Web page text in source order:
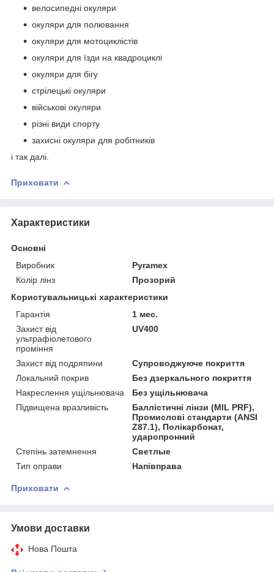
велосипедні окуляри
окуляри для полювання
окуляри для мотоциклістів
окуляри для їзди на квадроциклі
окуляри для бігу
стрілецькі окуляри
військові окуляри
різні види спорту
захисні окуляри для робітників
і так далі.
Приховати
Характеристики
Основні
Виробник
Pyramex
Колір лінз
Прозорий
Користувальницькі характеристики
Гарантія
1 мес.
Захист від
ультрафіолетового
проміння
UV400
Захист від подряпини
Супроводжуюче покриття
Локальний покрив
Без дзеркального покриття
Накреслення ущільнювача
Без ущільнювача
Підвищена вразливість
Баллістичні лінзи (MIL PRF),
Промислові стандарти (ANSI
Z87.1), Полікарбонат,
ударопронний
Степінь затемнення
Светлые
Тип оправи
Напівправа
Приховати
Умови доставки
Нова Пошта